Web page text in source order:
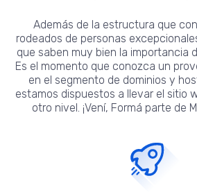
Además de la estructura que
rodeados de personas
que saben muy bien la importancia
Es el momento que conozca un
en el segmento de dominios y
estamos dispuestos a llevar el sitio
otro nivel. ¡Vení, Formá parte de